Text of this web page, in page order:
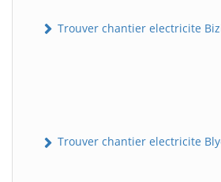
Trouver chantier electricite
Trouver chantier electricite